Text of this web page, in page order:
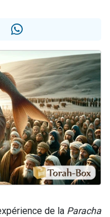
étudier en groupe sur Zoom
Maasser
de laParacha